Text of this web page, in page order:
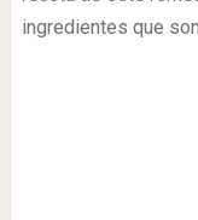
ingredientes que